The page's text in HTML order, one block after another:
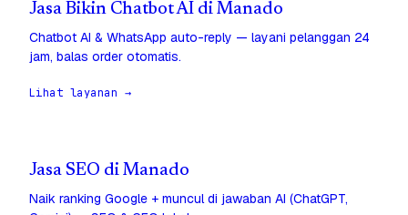
Jasa Bikin Chatbot AI di Manado
Chatbot AI & WhatsApp auto-reply — layani pelanggan 24
jam, balas order otomatis.
Lihat layanan →
Jasa SEO di Manado
Naik ranking Google + muncul di jawaban AI (ChatGPT,